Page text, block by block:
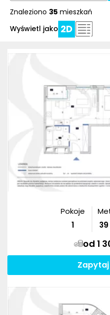
Znaleziono 35 mieszkań
Wyświetl jako
Pokoje
1
39
od 1